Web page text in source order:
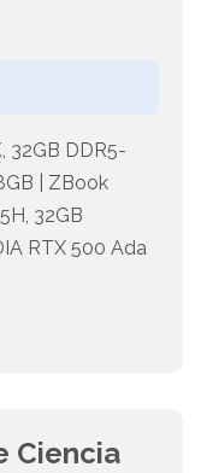
32GB DDR5-
| ZBook
32GB
RTX 500 Ada
Ciencia